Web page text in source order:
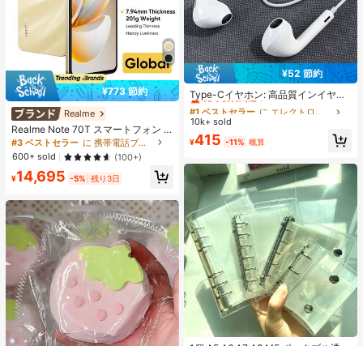
¥773 節約
Realme
Realme Note 70T スマートフォン 4
GB+64GB/4GB+128GB/4GB+256G
B グローバル版 4G LTE、Android 15
アンロック携帯電話、6000mAh大
容量バッテリー、50MP AIカメラ、9
0Hzスクリーン モバイルフォン プラ
プセット、アダプターなし、ベトナ
ムSIMロック
#3 ベストセラー
に 携帯電話ブランド 携帯電話
600+ sold
(100+)
¥14,695 -5% 残り3日
¥52 節約
Type-Cイヤホン: 高品質インイヤー
ヘッドホン、3ボタンインラインコ
ントロール内蔵、音楽再生、通話応
答、音量調整が簡単。17/16/15シリ
ーズ、Plus、Pro、Pro Maxモデル対
#1 ベストセラー
に エレクトロニクス
売り切れ間近！
#1 ベストセラー
売り切れ間近！
#1 ベストセラー
売り切れ間近！
#1 ベストセラー
10k+ sold
¥415 -11% 概算
#1 ベストセラー
マルチカラー バインダー